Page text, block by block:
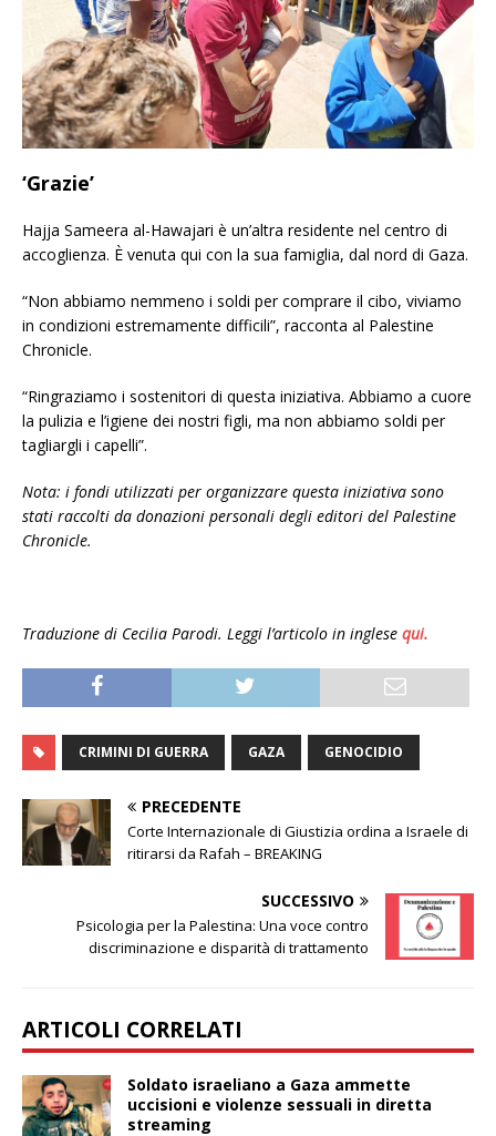
‘Grazie’
Hajja Sameera al-Hawajari è un’altra residente nel centro di
accoglienza. È venuta qui con la sua famiglia, dal nord di Gaza.
“Non abbiamo nemmeno i soldi per comprare il cibo, viviamo
in condizioni estremamente difficili”, racconta al Palestine
Chronicle.
“Ringraziamo i sostenitori di questa iniziativa. Abbiamo a cuore
la pulizia e l’igiene dei nostri figli, ma non abbiamo soldi per
tagliargli i capelli”.
Nota: i fondi utilizzati per organizzare questa iniziativa sono
stati raccolti da donazioni personali degli editori del Palestine
Chronicle.
Traduzione di Cecilia Parodi. Leggi l’articolo in inglese qui.
CRIMINI DI GUERRA GAZA GENOCIDIO
PRECEDENTE
Corte Internazionale di Giustizia ordina a Israele di
ritirarsi da Rafah – BREAKING
SUCCESSIVO
Psicologia per la Palestina: Una voce contro
discriminazione e disparità di trattamento
ARTICOLI CORRELATI
Soldato israeliano a Gaza ammette
uccisioni e violenze sessuali in diretta
streaming